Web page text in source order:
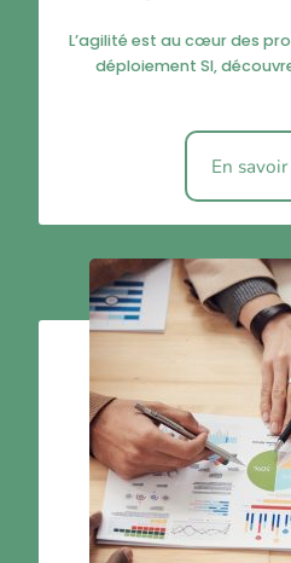
L’agilité est au cœur des
déploiement SI,
En